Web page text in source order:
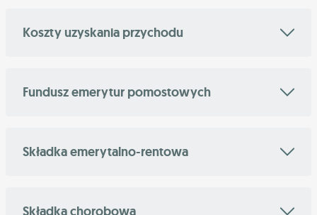
Koszty uzyskania przychodu
Fundusz emerytur pomostowych
Składka emerytalno-rentowa